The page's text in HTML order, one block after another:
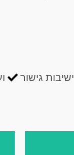
ישיבות גישור